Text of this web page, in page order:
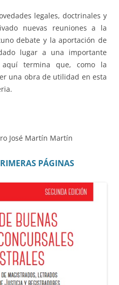
legales, doctrinales y
nuevas reuniones a la
debate y la aportación de
lugar a una importante
termina que, como la
una obra de utilidad en esta
José Martín Martín
PÁGINAS